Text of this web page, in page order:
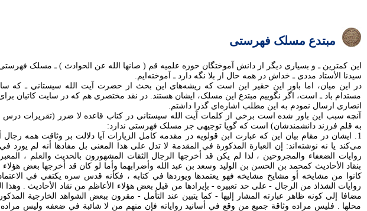
مبتدع مسلک فهرستی
اين کمترين ـ و بسياری ديگر از دانش آموختگان حوزه علميه قم ( صانها الله عن الحوادث ) ـ مسلک فهرستی
سيدنا الأستاد مددی ـ خداش در همه حال از بلا نگه دارد ـ آموخته‌ايم.
در اين ميان، اما باور اين حقير اين است که ريشه‌های اين بحث از حضرت آيت الله سيستاني ـ که
مستدام باد ـ است، اگر نگوييم مبتدع اين مسلک، ايشان هستند. در نقد مختصری هم که در سايت کاتبان
انصاری ارسال نمودم به اين مطلب اشاره‌ای گذرا داشتم.
آنچه سبب اين باور شده است برخی از کلمات آيت الله سيستانی در کتاب قاعده لا ضرر (تقريرات درس
به قلم فرزند دانشمندشان) است که گويا توجيهی جز مسلک فهرستی ندارد:
1. ايشان در مقام بيان اين که عبارت ابن قولويه در مقدمه کامل الزيارات آيا دلالت بر وثاقت همه رجال
می‌کند يا نه نوشته‌اند: إن العبارة المذكورة في المقدمة لا تدل على هذا المعنى بل مفادها أنه لم يورد في
روايات الضعفاء والمجروحين ، لذا لم يكن قد أخرجها الرجال الثقات المشهورون بالحديث والعلم ،
بنقاد الأحاديث كمحمد بن الحسن بن الوليد وسعد بن عبد الله وأضرابهما وأما لو كان قد أخرجها بعض هؤلاء
كانوا من مشايخه أو مشايخ مشايخه فهو يعتمدها ويوردها في كتابه ، فكأنه قدس سره يكتفي في
روايات الشذاذ من الرجال - على حد تعبيره - بإيرادها من قبل بعض هؤلاء الأعاظم من نقاد الأحاديث . وهذا
مضافا إلى كونه ظاهر عبارته المشار إليها - كما يتبين عند التأمل - مقرون ببعض الشواهد الخارجية
محلها . فليس مراده وثاقة جميع من وقع في أسانيد رواياته فإن منهم من لا شائبة في ضعفه وليس مراده